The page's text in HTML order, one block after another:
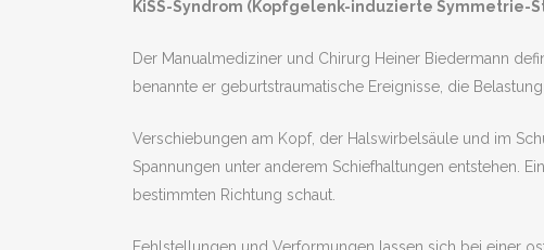
KiSS-Syndrom (Kopfgelenk-induzierte Symmetrie-
Der Manualmediziner und Chirurg Heiner Biedermann
benannte er geburtstraumatische Ereignisse, die
Verschiebungen am Kopf, der Halswirbelsäule und im
Spannungen unter anderem Schiefhaltungen entstehen.
bestimmten Richtung schaut.